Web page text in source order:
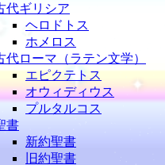
代ギリシア
ヘロドトス
ホメロス
代ローマ（ラテン文学）
エピクテトス
オウィディウス
プルタルコス
書
新約聖書
旧約聖書